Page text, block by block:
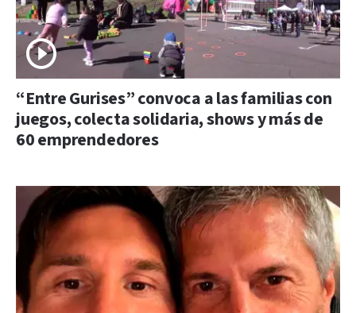
“Entre Gurises” convoca a las familias con
juegos, colecta solidaria, shows y más de
60 emprendedores